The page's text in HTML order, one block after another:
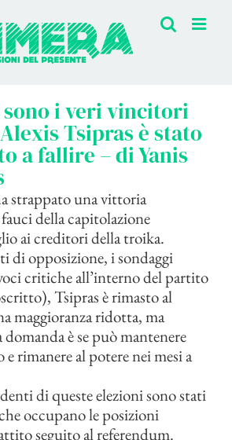
i veri vincitori
Tsipras è stato
a fallire – di Yanis
strappato una vittoria
della capitolazione
ai creditori della troika.
di opposizione, i sondaggi
critiche all’interno del partito
Tsipras è rimasto al
maggioranza ridotta, ma
è se può mantenere
rimanere al potere nei mesi a
di queste elezioni sono stati
occupano le posizioni
seguito al referendum.